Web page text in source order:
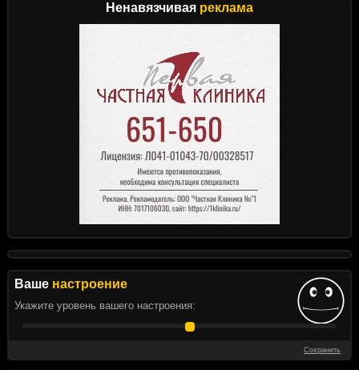
Ненавязчивая реклама
Ваше настроение
Укажите уровень вашего настроения:
Сохранить